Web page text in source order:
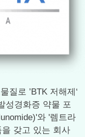
질로 ’BTK 저해제‘
성경화증 약물 포
와 '렘트라
갖고 있는 회사